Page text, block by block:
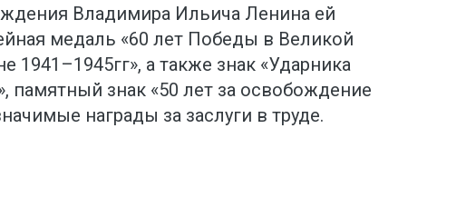
Владимира Ильича Ленина ей
медаль «60 лет Победы в Великой
1941–1945гг», а также знак «Ударника
памятный знак «50 лет за освобождение
награды за заслуги в труде.